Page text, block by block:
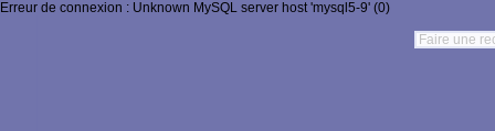
Erreur de connexion : Unknown MySQL server host 'mysql5-9' (0)